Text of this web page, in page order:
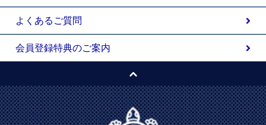
よくあるご質問
会員登録特典のご案内